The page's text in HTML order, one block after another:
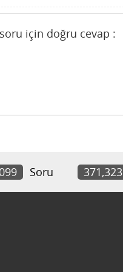
için doğru cevap :
Soru 371,323